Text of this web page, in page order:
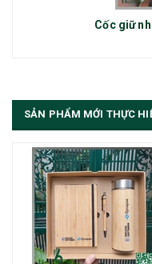
Cốc giữ
SẢN PHẨM MỚI THỰC